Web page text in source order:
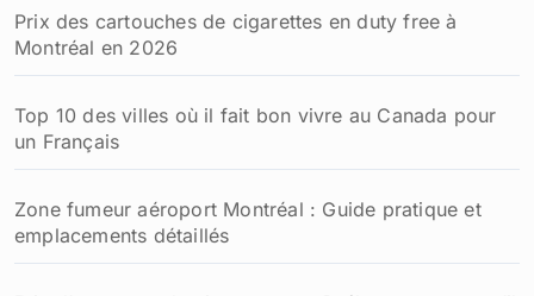
Prix des cartouches de cigarettes en duty free à
Montréal en 2026
Top 10 des villes où il fait bon vivre au Canada pour
un Français
Zone fumeur aéroport Montréal : Guide pratique et
emplacements détaillés